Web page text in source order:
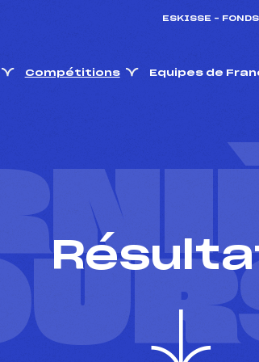
ESKISSE –
Compétitions Equipes de